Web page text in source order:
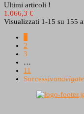
Ultimi articoli !
1.066,3 €
Visualizzati 1-15 su 155
2
3
…
11
Successivo